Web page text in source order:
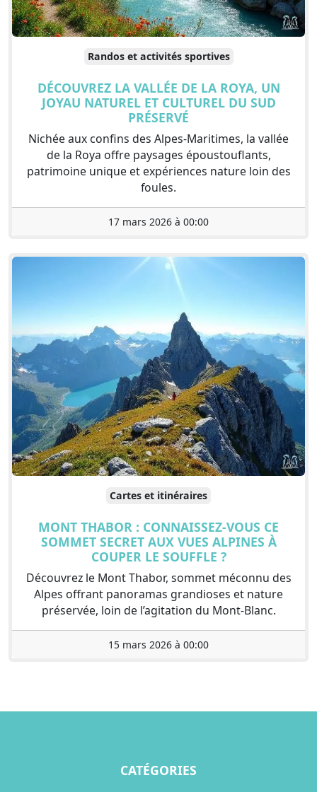
Randos et activités sportives
DÉCOUVREZ LA VALLÉE DE LA ROYA, UN
JOYAU NATUREL ET CULTUREL DU SUD
PRÉSERVÉ
Nichée aux confins des Alpes-Maritimes, la vallée
de la Roya offre paysages époustouflants,
patrimoine unique et expériences nature loin des
foules.
17 mars 2026 à 00:00
Cartes et itinéraires
MONT THABOR : CONNAISSEZ-VOUS CE
SOMMET SECRET AUX VUES ALPINES À
COUPER LE SOUFFLE ?
Découvrez le Mont Thabor, sommet méconnu des
Alpes offrant panoramas grandioses et nature
préservée, loin de l’agitation du Mont-Blanc.
15 mars 2026 à 00:00
CATÉGORIES